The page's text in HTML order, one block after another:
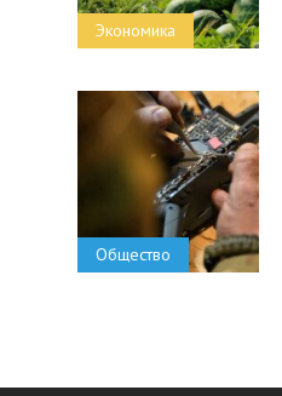
Экономика
Общество